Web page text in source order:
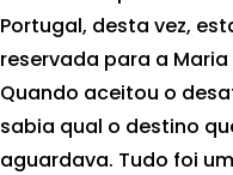
Portugal, desta vez,
reservada para a
Quando aceitou o
sabia qual o destino
aguardava. Tudo foi